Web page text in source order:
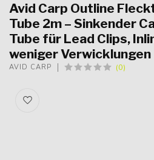
Avid Carp Outline
Tube 2m – Sinkender
Tube für Lead Clips,
weniger Verwicklungen
AVID CARP (0)